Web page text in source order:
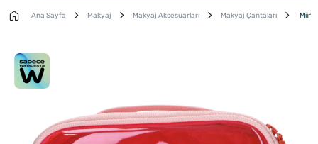
Ana Sayfa Makyaj Makyaj Aksesuarları Makyaj Çantaları